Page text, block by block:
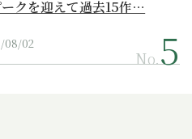
クを迎えて過去15作…
08/02
No.